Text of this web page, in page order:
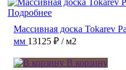
Подробнее
Массивная доска Tokarev
мм 13125 ₽ / м2
В корзину